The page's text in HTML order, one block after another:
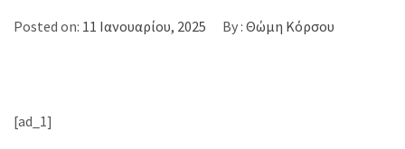
Posted on: 11 Ιανουαρίου, 2025 By : Θώμη Κόρσου
[ad_1]